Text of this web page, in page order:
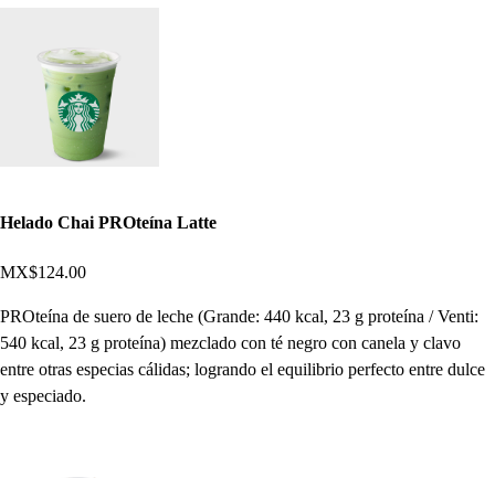
Helado Chai PROteína Latte
MX$124.00
PROteína de suero de leche (Grande: 440 kcal, 23 g proteína / Venti:
540 kcal, 23 g proteína) mezclado con té negro con canela y clavo
entre otras especias cálidas; logrando el equilibrio perfecto entre dulce
y especiado.